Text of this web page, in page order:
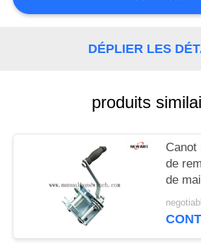
PRIVACY
POLICY
DÉPLIER LES
produits
Canot
de
de
main